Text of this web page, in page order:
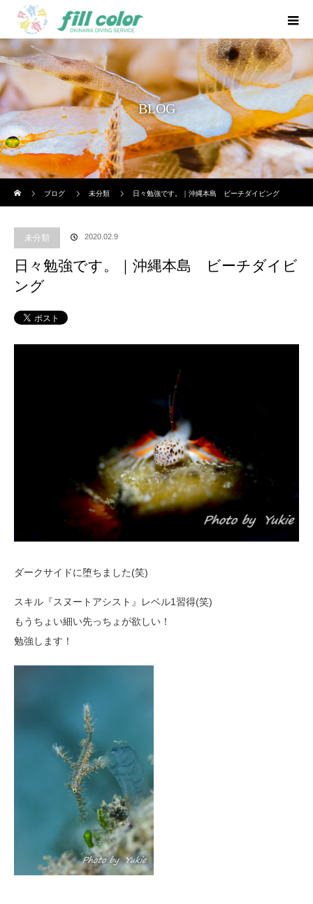
BLOG
ブログ
未分類 日々勉強です。｜沖縄本島 ビーチダイビング
未分類 2020.02.9
日々勉強です。｜沖縄本島 ビーチダイビ
ング
ダークサイドに堕ちました(笑)
スキル『スヌートアシスト』レベル1習得(笑)
もうちょい細い先っちょが欲しい！
勉強します！